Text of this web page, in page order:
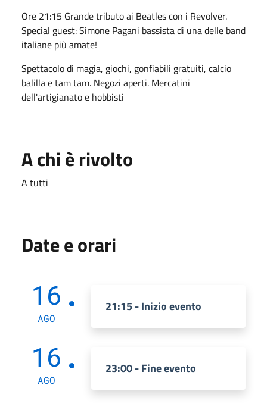
Ore 21:15 Grande tributo ai Beatles con i Revolver.
Special guest: Simone Pagani bassista di una delle band
italiane più amate!
Spettacolo di magia, giochi, gonfiabili gratuiti, calcio
balilla e tam tam. Negozi aperti. Mercatini
dell'artigianato e hobbisti
A chi è rivolto
A tutti
Date e orari
16
AGO
21:15 - Inizio evento
16
AGO
23:00 - Fine evento